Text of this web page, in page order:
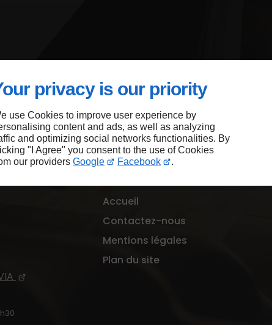
privacy is our priority
use Cookies to improve user experience by
content and ads, as well as analyzing
and optimizing social networks functionalities. By
"I Agree" you consent to the use of Cookies
our providers Google Facebook .
Accueil
Contactez-nous
Mentions légales
Plan du site